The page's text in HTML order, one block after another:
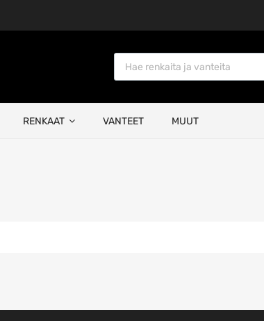
Products search
RENKAAT VANTEET MUUT